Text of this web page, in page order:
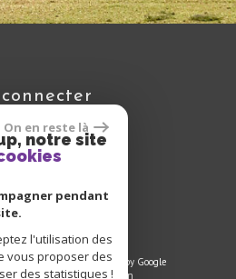
On en reste là
notre site
pendant
l'utilisation des
vous proposer des
des statistiques !
connecter
propriétaire
| Traduction powered by Google
légales-Liens-Admin